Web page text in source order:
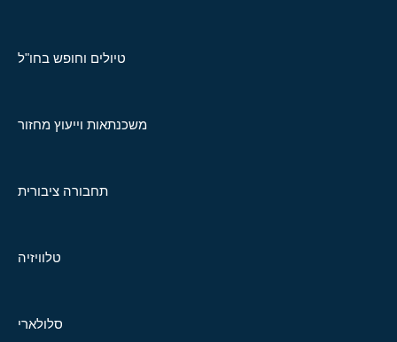
טיולים וחופש בחו"ל
משכנתאות וייעוץ מחזור
תחבורה ציבורית
טלוויזיה
סלולארי